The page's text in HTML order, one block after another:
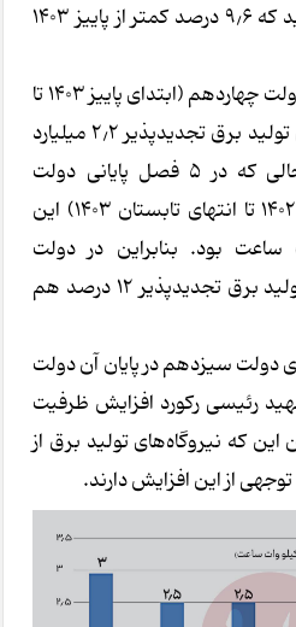
میلیارد کیلووات ساعت رسید که ۹٫۶ درصد کمتر از پاییز ۱۴۰۳
در ۵ فصل نخست عملکرد دولت چهاردهم (ابتدای پاییز ۱۴۰۳ تا
انتهای پاییز ۱۴۰۴)، میانگین تولید برق تجدیدپذیر ۲٫۲ میلیارد
کیلووات ساعت بوده در حالی که در ۵ فصل پایانی دولت
سیزدهم (ابتدای تابستان ۱۴۰۲ تا انتهای تابستان ۱۴۰۳) این
ساعت بود. بنابراین در دولت
چهاردهم به طور متوسط تولید برق تجدیدپذیر ۱۲ درصد هم
دولت سیزدهم در پایان آن دولت
رئیسی رکورد افزایش ظرفیت
که نیروگاه‌های تولید برق از
از این افزایش دارند.